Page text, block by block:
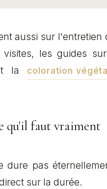
aussi sur l'entretien
les guides
la coloration
qu'il faut vraiment
dure pas
sur la durée.